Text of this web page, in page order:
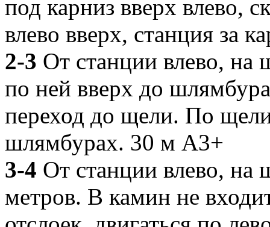
под карниз вверх влево,
влево вверх, станция за
2-3 От станции влево,
по ней вверх до
переход до щели. По
шлямбурах. 30 м А3+
3-4 От станции влево, на
метров. В камин не